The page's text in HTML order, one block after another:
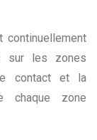
sur les zones
le contact et la
chaque zone